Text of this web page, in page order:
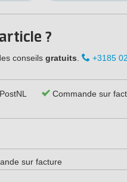
?
conseils gratuits +3185
Commande sur
sur facture